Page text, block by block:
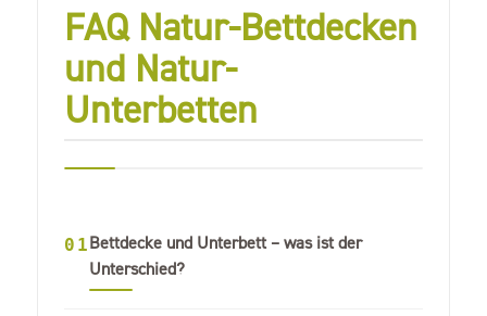
FAQ Natur-Bettdecken
und Natur-
Unterbetten
01Bettdecke und Unterbett – was ist der
Unterschied?